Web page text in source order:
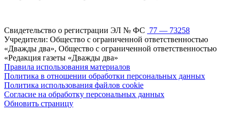
Свидетельство о регистрации ЭЛ № ФС 77 — 73258
Учредители: Общество с ограниченной ответственностью
«Дважды два», Общество с ограниченной ответственностью
«Редакция газеты «Дважды два»
Правила использования материалов
Политика в отношении обработки персональных данных
Политика использования файлов cookie
Согласие на обработку персональных данных
Обновить страницу